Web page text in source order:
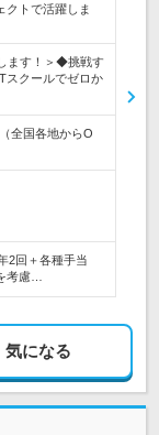
クトで活躍しま
ます！＞◆挑戦す
スクールでゼロか
全国各地からO
2回＋各種手当
考慮…
気になる